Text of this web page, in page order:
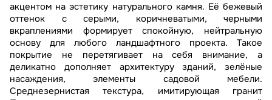
акцентом на эстетику натурального камня. Её бежевый
оттенок с серыми, коричневатыми, черными
вкраплениями формирует спокойную, нейтральную
основу для любого ландшафтного проекта. Такое
покрытие не перетягивает на себя внимание, а
деликатно дополняет архитектуру зданий, зелёные
насаждения, элементы садовой мебели.
Среднезернистая текстура, имитирующая гранит